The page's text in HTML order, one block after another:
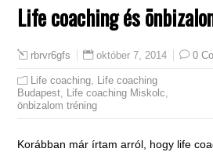
Life coaching és
rbrvr6gfs október 7, 2014 0
Life coaching Life coaching
Budapest Life coaching Miskolc
önbizalom tréning
Korábban már írtam arról, hogy life